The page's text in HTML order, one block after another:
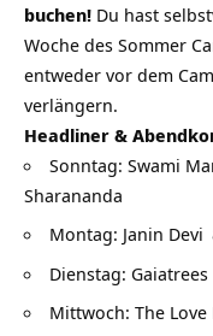
buchen! Du hast
Woche des Sommer
entweder vor dem
verlängern.
Headliner &
Sonntag: Swami
Sharananda
Montag: Janin Devi
Dienstag: Gaiatrees
Mittwoch: The Love